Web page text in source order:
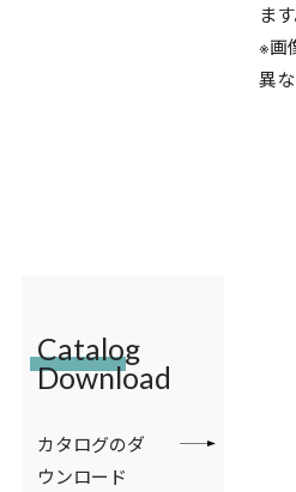
ます
※画
異
Catalog
Download
カタログのダ
ウンロード